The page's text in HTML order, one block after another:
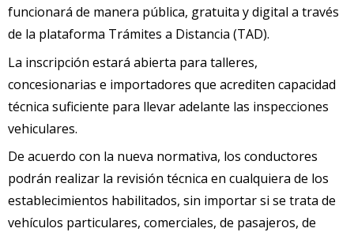
funcionará de manera pública, gratuita y digital a través
de la plataforma Trámites a Distancia (TAD).
La inscripción estará abierta para talleres,
concesionarias e importadores que acrediten capacidad
técnica suficiente para llevar adelante las inspecciones
vehiculares.
De acuerdo con la nueva normativa, los conductores
podrán realizar la revisión técnica en cualquiera de los
establecimientos habilitados, sin importar si se trata de
vehículos particulares, comerciales, de pasajeros, de